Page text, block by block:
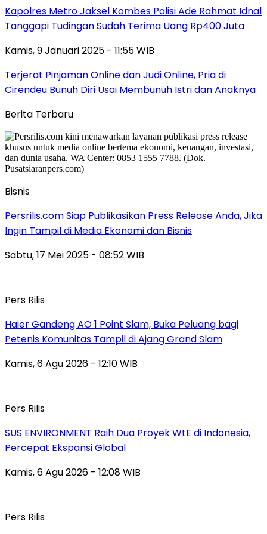
Kapolres Metro Jaksel Kombes Polisi Ade Rahmat Idnal
Tanggapi Tudingan Sudah Terima Uang Rp400 Juta
Kamis, 9 Januari 2025 - 11:55 WIB
Terjerat Pinjaman Online dan Judi Online, Pria di
Cirendeu Bunuh Diri Usai Membunuh Istri dan Anaknya
Berita Terbaru
Bisnis
Persrilis.com Siap Publikasikan Press Release Anda, Jika
Ingin Tampil di Media Ekonomi dan Bisnis
Sabtu, 17 Mei 2025 - 08:52 WIB
Pers Rilis
Haier Gandeng AO 1 Point Slam, Buka Peluang bagi
Petenis Komunitas Tampil di Ajang Grand Slam
Kamis, 6 Agu 2026 - 12:10 WIB
Pers Rilis
SUS ENVIRONMENT Raih Dua Proyek WtE di Indonesia,
Percepat Ekspansi Global
Kamis, 6 Agu 2026 - 12:08 WIB
Pers Rilis